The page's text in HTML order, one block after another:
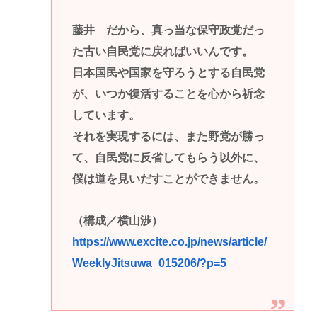
藤井 だから、真っ当な保守政党だっ
た古い自民党に戻ればいいんです。
日本国民や国家を守ろうとする自民党
が、いつか復活することを心から祈念
しています。
それを実現するには、また野党が勝っ
て、自民党に反省してもらう以外に、
僕は道を見いだすことができません。
（構成／横山渉）
https://www.excite.co.jp/news/article/
WeeklyJitsuwa_015206/?p=5